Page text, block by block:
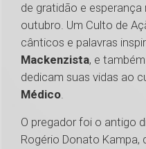
de gratidão e
outubro. Um Culto de
cânticos e palavras
Mackenzista, e
dedicam suas vidas ao
Médico.
O pregador foi o antigo
Rogério Donato